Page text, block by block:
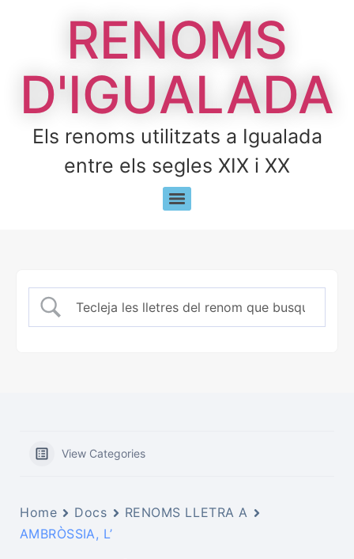
RENOMS
D'IGUALADA
Els renoms utilitzats a Igualada
entre els segles XIX i XX
View Categories
Home Docs
RENOMS LLETRA A
AMBRÒSSIA, L’